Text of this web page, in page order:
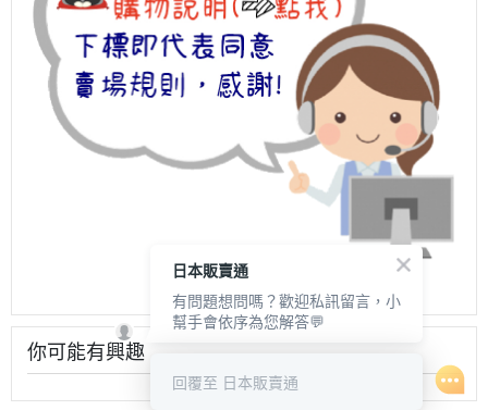
你可能有興趣
日本販賣通
有問題想問嗎？歡迎私訊留言，小
幫手會依序為您解答💬
回覆至 日本販賣通